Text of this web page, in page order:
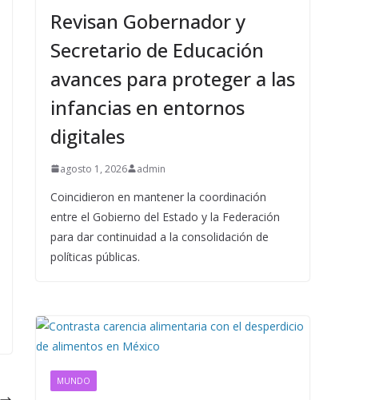
Revisan Gobernador y
Secretario de Educación
avances para proteger a las
infancias en entornos
digitales
agosto 1, 2026 admin
Coincidieron en mantener la coordinación
entre el Gobierno del Estado y la Federación
para dar continuidad a la consolidación de
políticas públicas.
MUNDO